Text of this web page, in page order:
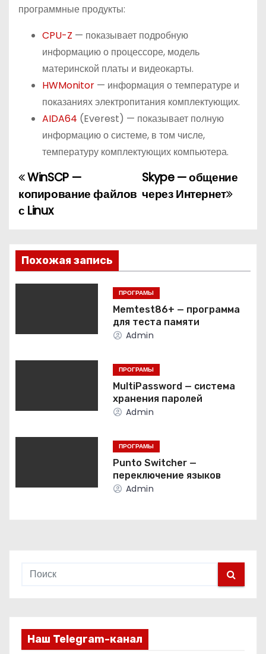
программные продукты:
CPU-Z — показывает подробную
информацию о процессоре, модель
материнской платы и видеокарты.
HWMonitor — информация о температуре и
показаниях электропитания комплектующих.
AIDA64 (Everest) — показывает полную
информацию о системе, в том числе,
температуру комплектующих компьютера.
Н
а
и
г
ц
и
п
о
а
Skype — общение
через Интернет
WinSCP —
копирование файлов
с Linux
Похожая запись
ПРОГРАМЫ
Memtest86+ — программа
для теста памяти
Admin
ПРОГРАМЫ
MultiPassword — система
хранения паролей
Admin
ПРОГРАМЫ
Punto Switcher —
переключение языков
Admin
Наш Telegram-канал